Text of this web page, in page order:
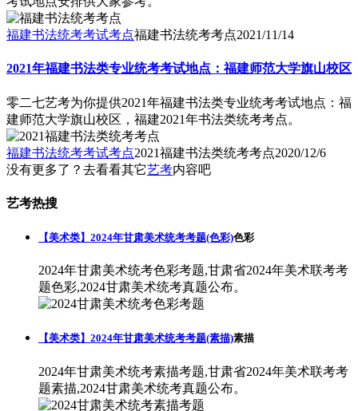
福建书法统考考试考点福建书法统考考点2021/11/14
2021年福建书法类专业统考考试地点：福建师范大学旗山校区
零二七艺考为你提供2021年福建书法类专业统考考试地点：福
建师范大学旗山校区，福建2021年书法类统考考点。
福建书法统考考试考点2021福建书法类统考考点2020/12/6
没有更多了？去看看其它艺考内容吧
艺考热搜
【美术类】2024年甘肃美术统考考题(色彩)色彩
2024年甘肃美术统考色彩考题,甘肃省2024年美术联考考
题色彩,2024甘肃美术统考真题公布。
【美术类】2024年甘肃美术统考考题(素描)素描
2024年甘肃美术统考素描考题,甘肃省2024年美术联考考
题素描,2024甘肃美术统考真题公布。